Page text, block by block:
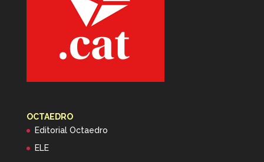
OCTAEDRO
Editorial Octaedro
ELE